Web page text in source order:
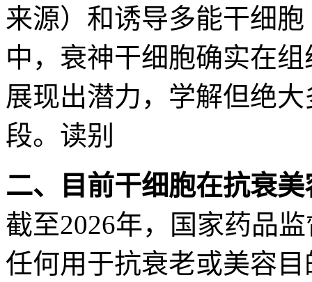
来源）和诱导多能干细
中，衰神干细胞确实在
展现出潜力，学解但绝
段。读别
二、目前干细胞在抗衰
截至2026年，国家药品
任何用于抗衰老或美容